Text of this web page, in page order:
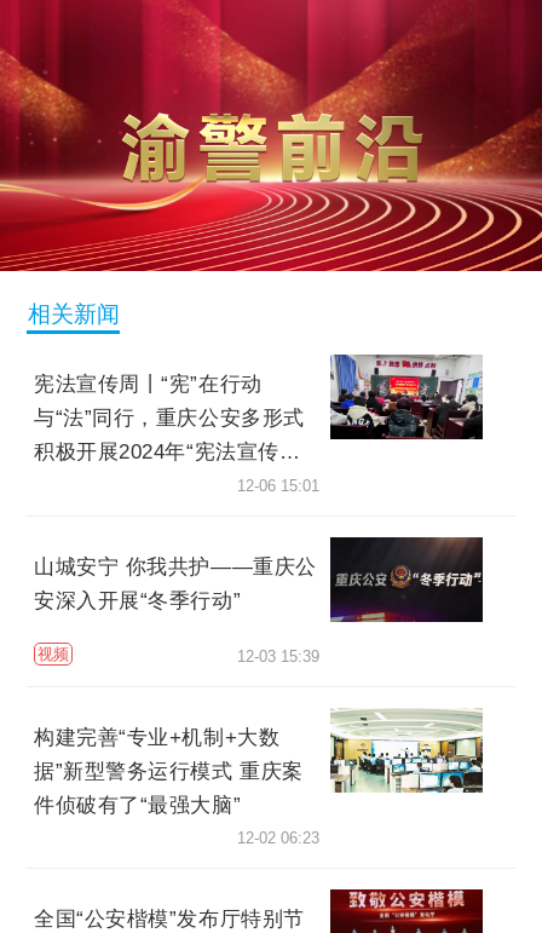
相关新闻
宪法宣传周丨“宪”在行动
与“法”同行，重庆公安多形式
积极开展2024年“宪法宣传
12-06 15:01
山城安宁 你我共护——重庆公
安深入开展“冬季行动”
视频 12-03 15:39
构建完善“专业+机制+大数
据”新型警务运行模式 重庆案
件侦破有了“最强大脑”
12-02 06:23
全国“公安楷模”发布厅特别节